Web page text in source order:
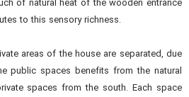
of natural heat of the wooden entrance
to this sensory richness.
areas of the house are separated, due
public spaces benefits from the natural
spaces from the south. Each space